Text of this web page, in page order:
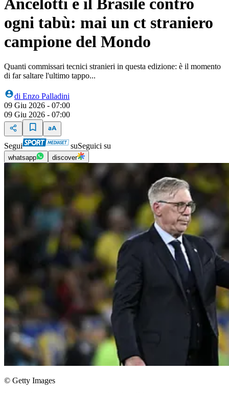
ogni tabù: mai un ct straniero
campione del Mondo
Quanti commissari tecnici stranieri in questa edizione: è il momento
di far saltare l'ultimo tappo...
di Enzo Palladini
09 Giu 2026 - 07:00
09 Giu 2026 - 07:00
Segui suSeguici su
whatsapp discover
© Getty Images